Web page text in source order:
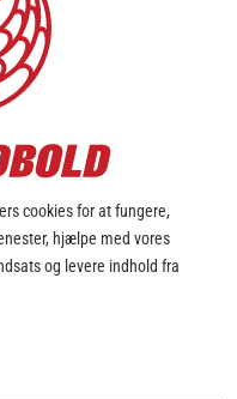
2020-2021
cookies for at fungere,
hjælpe med vores
og levere indhold fra